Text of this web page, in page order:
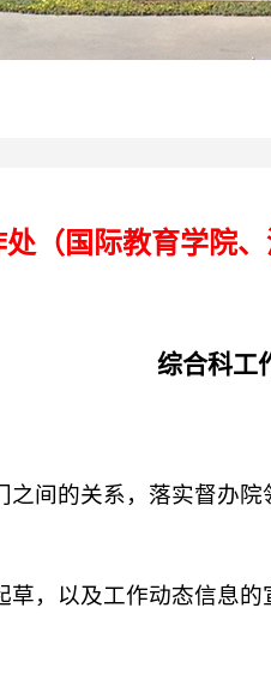
处（国际教育学院
综合科工
间的关系，落实督办
，以及工作动态信息的